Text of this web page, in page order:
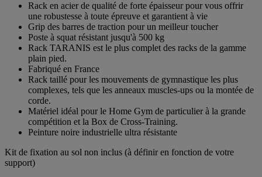
Rack en acier de qualité de forte épaisseur pour vous offrir
une robustesse à toute épreuve et garantient à vie
Grip des barres de traction pour un meilleur toucher
Poste à squat résistant jusqu'à 500 kg
Rack TARANIS est le plus complet des racks de la gamme
plain pied.
Fabriqué en France
Rack taillé pour les mouvements de gymnastique les plus
complexes, tels que les anneaux muscles-ups ou la montée de
corde.
Matériel idéal pour le Home Gym de particulier à la grande
compétition et la Box de Cross-Training.
Peinture noire industrielle ultra résistante
Kit de fixation au sol non inclus (à définir en fonction de votre
support)